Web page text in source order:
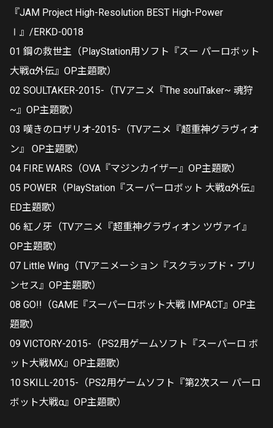
『JAM Project High-Resolution BEST High-Power
Ⅰ』/ERKD-0018
01 鋼の救世主（PlayStation用ソフト『スー パーロボット
大戦α外伝』OP主題歌）
02 SOULTAKER-2015-（TVアニメ『The soulTaker~ 魂狩
~』OP主題歌）
03 嘆きのロザリオ-2015-（TVアニメ『超重神グラヴィオ
ン』 OP主題歌）
04 FIRE WARS（OVA『マジンカイザー』OP主題歌）
05 POWER（PlayStation『スーパーロボット 大戦α外伝』
ED主題歌）
06 紅ノ牙（TVアニメ『超重神グラヴィオン ツヴァイ』
OP主題歌）
07 Little Wing（TVアニメーション『スクラップド・プリ
ンセス』OP主題歌）
08 GO!!（GAME『スーパーロボット大戦 IMPACT』OP主
題歌）
09 VICTORY-2015-（PS2用ゲームソフト『スーパーロ ボ
ット大戦MX』OP主題歌）
10 SKILL-2015-（PS2用ゲームソフト『第2次スー パーロ
ボット大戦α』OP主題歌）